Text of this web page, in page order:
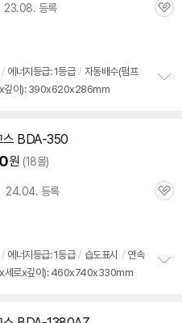
23.08. 등록
관
/ 에너지등급: 1등급 / 자동배수(펌프
x깊이): 390x620x286mm
스 BDA-350
원 (18몰)
24.04. 등록
관
/ 에너지등급: 1등급 / 습도표시 / 연속
x세로x깊이): 460x740x330mm